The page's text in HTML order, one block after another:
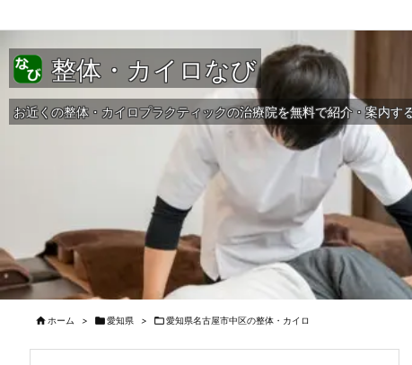
整体・カイロなび
お近くの整体・カイロプラクティックの治療院を無料で紹介・案内す
 ホーム > 愛知県 > 愛知県名古屋市中区の整体・カイロ